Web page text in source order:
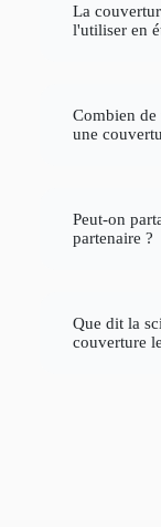
La
l'utiliser en
Combien
une
Peut-on
partenaire ?
Que dit la
couverture